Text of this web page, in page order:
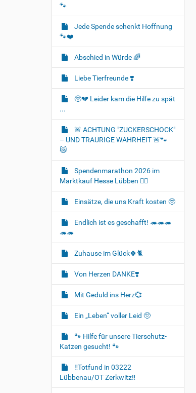
🐾
Jede Spende schenkt Hoffnung
🐾❤️
Abschied in Würde 🌈
Liebe Tierfreunde ❣️
🥺💔 Leider kam die Hilfe zu spät
...
🚨 ACHTUNG "ZUCKERSCHOCK"
– UND TRAURIGE WAHRHEIT 🚨🐾
😿
Spendenmarathon 2026 im
Marktkauf Hesse Lübben 👍🏻
Einsätze, die uns Kraft kosten 🥺
Endlich ist es geschafft! 🦔🦔🦔
🦔🦔
Zuhause im Glück🍀🐈‍
Von Herzen DANKE❣️
Mit Geduld ins Herz💞
Ein „Leben“ voller Leid 🥺
🐾 Hilfe für unsere Tierschutz-
Katzen gesucht! 🐾
‼️Totfund in 03222
Lübbenau/OT Zerkwitz‼️